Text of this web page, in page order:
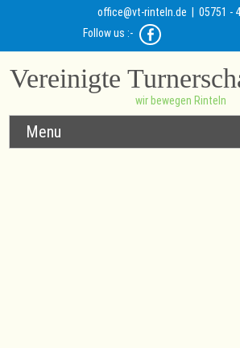
office@vt-rinteln.de | 05751 -
Follow us :-
Vereinigte
wir bewegen Rinteln
Menu